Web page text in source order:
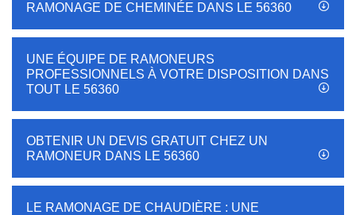
RAMONAGE DE CHEMINÉE DANS LE 56360
UNE ÉQUIPE DE RAMONEURS
PROFESSIONNELS À VOTRE DISPOSITION DANS
TOUT LE 56360
OBTENIR UN DEVIS GRATUIT CHEZ UN
RAMONEUR DANS LE 56360
LE RAMONAGE DE CHAUDIÈRE : UNE